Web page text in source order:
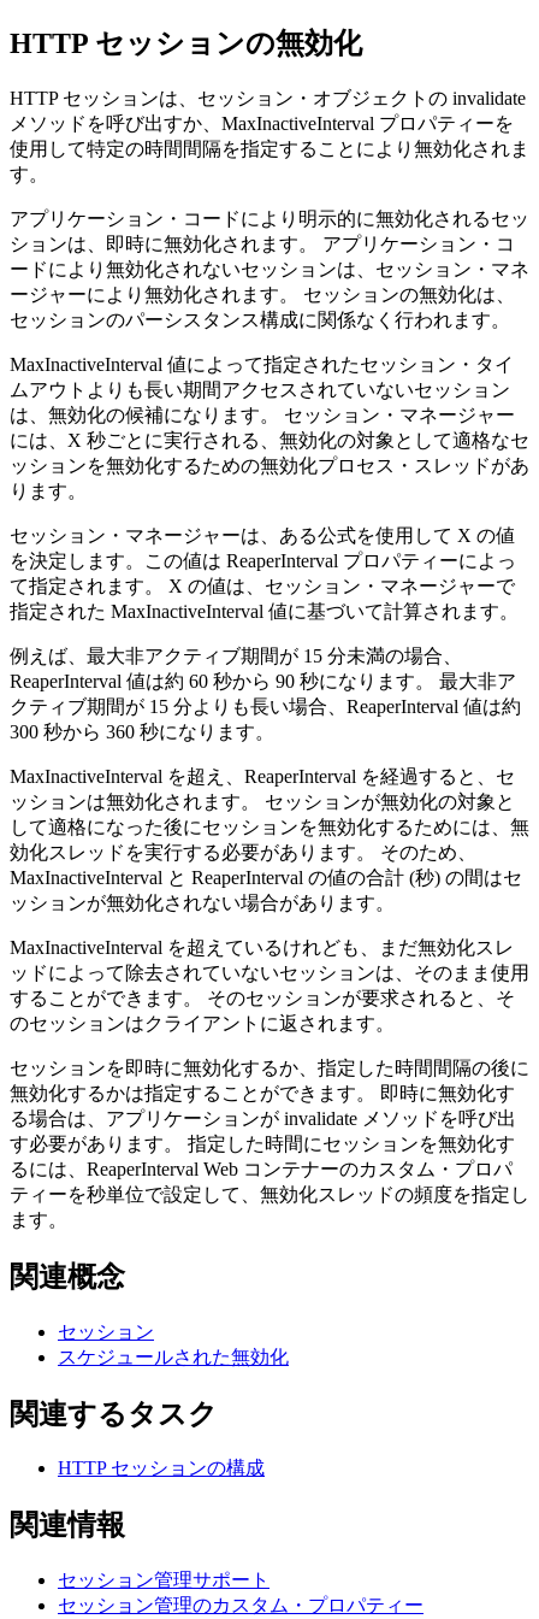
HTTP セッションの無効化
HTTP セッションは、セッション・オブジェクトの invalidate
メソッドを呼び出すか、MaxInactiveInterval プロパティーを
使用して特定の時間間隔を指定することにより無効化されま
す。
アプリケーション・コードにより明示的に無効化されるセッ
ションは、即時に無効化されます。 アプリケーション・コ
ードにより無効化されないセッションは、セッション・マネ
ージャーにより無効化されます。 セッションの無効化は、
セッションのパーシスタンス構成に関係なく行われます。
MaxInactiveInterval 値によって指定されたセッション・タイ
ムアウトよりも長い期間アクセスされていないセッション
は、無効化の候補になります。 セッション・マネージャー
には、X 秒ごとに実行される、無効化の対象として適格なセ
ッションを無効化するための無効化プロセス・スレッドがあ
ります。
セッション・マネージャーは、ある公式を使用して X の値
を決定します。この値は ReaperInterval プロパティーによっ
て指定されます。 X の値は、セッション・マネージャーで
指定された MaxInactiveInterval 値に基づいて計算されます。
例えば、最大非アクティブ期間が 15 分未満の場合、
ReaperInterval 値は約 60 秒から 90 秒になります。 最大非ア
クティブ期間が 15 分よりも長い場合、ReaperInterval 値は約
300 秒から 360 秒になります。
MaxInactiveInterval を超え、ReaperInterval を経過すると、セ
ッションは無効化されます。 セッションが無効化の対象と
して適格になった後にセッションを無効化するためには、無
効化スレッドを実行する必要があります。 そのため、
MaxInactiveInterval と ReaperInterval の値の合計 (秒) の間はセ
ッションが無効化されない場合があります。
MaxInactiveInterval を超えているけれども、まだ無効化スレ
ッドによって除去されていないセッションは、そのまま使用
することができます。 そのセッションが要求されると、そ
のセッションはクライアントに返されます。
セッションを即時に無効化するか、指定した時間間隔の後に
無効化するかは指定することができます。 即時に無効化す
る場合は、アプリケーションが invalidate メソッドを呼び出
す必要があります。 指定した時間にセッションを無効化す
るには、ReaperInterval Web コンテナーのカスタム・プロパ
ティーを秒単位で設定して、無効化スレッドの頻度を指定し
ます。
関連概念
セッション
スケジュールされた無効化
関連するタスク
HTTP セッションの構成
関連情報
セッション管理サポート
セッション管理のカスタム・プロパティー